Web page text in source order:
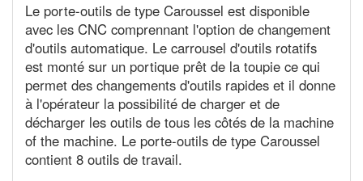
Le porte-outils de type Caroussel est disponible
avec les CNC comprennant l'option de changement
d'outils automatique. Le carrousel d'outils rotatifs
est monté sur un portique prêt de la toupie ce qui
permet des changements d'outils rapides et il donne
à l'opérateur la possibilité de charger et de
décharger les outils de tous les côtés de la machine
of the machine. Le porte-outils de type Caroussel
contient 8 outils de travail.